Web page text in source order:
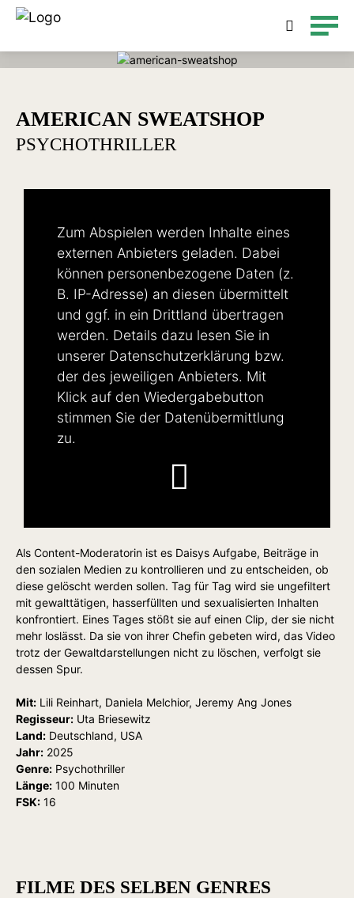
AMERICAN SWEATSHOP
PSYCHOTHRILLER
Zum Abspielen werden Inhalte eines
externen Anbieters geladen. Dabei
können personenbezogene Daten (z.
B. IP-Adresse) an diesen übermittelt
und ggf. in ein Drittland übertragen
werden. Details dazu lesen Sie in
unserer Datenschutzerklärung bzw.
der des jeweiligen Anbieters. Mit
Klick auf den Wiedergabebutton
stimmen Sie der Datenübermittlung
zu.
Als Content-Moderatorin ist es Daisys Aufgabe, Beiträge in
den sozialen Medien zu kontrollieren und zu entscheiden, ob
diese gelöscht werden sollen. Tag für Tag wird sie ungefiltert
mit gewalttätigen, hasserfüllten und sexualisierten Inhalten
konfrontiert. Eines Tages stößt sie auf einen Clip, der sie nicht
mehr loslässt. Da sie von ihrer Chefin gebeten wird, das Video
trotz der Gewaltdarstellungen nicht zu löschen, verfolgt sie
dessen Spur.
Mit: Lili Reinhart, Daniela Melchior, Jeremy Ang Jones
Regisseur: Uta Briesewitz
Land: Deutschland, USA
Jahr: 2025
Genre: Psychothriller
Länge: 100 Minuten
FSK: 16
FILME DES SELBEN GENRES